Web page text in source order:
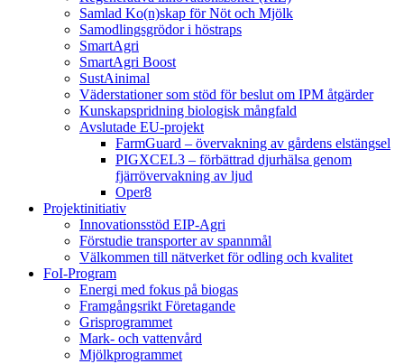
Samlad Ko(n)skap för Nöt och Mjölk
Samodlingsgrödor i höstraps
SmartAgri
SmartAgri Boost
SustAinimal
Väderstationer som stöd för beslut om IPM åtgärder
Kunskapspridning biologisk mångfald
Avslutade EU-projekt
FarmGuard – övervakning av gårdens elstängsel
PIGXCEL3 – förbättrad djurhälsa genom
fjärrövervakning av ljud
Oper8
Projektinitiativ
Innovationsstöd EIP-Agri
Förstudie transporter av spannmål
Välkommen till nätverket för odling och kvalitet
FoI-Program
Energi med fokus på biogas
Framgångsrikt Företagande
Grisprogrammet
Mark- och vattenvård
Mjölkprogrammet